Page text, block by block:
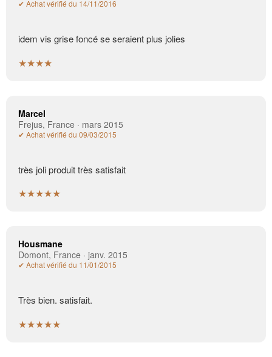
✔ Achat vérifié du 14/11/2016
idem vis grise foncé se seraient plus jolies
★★★★
Marcel
Frejus, France · mars 2015
✔ Achat vérifié du 09/03/2015
très joli produit très satisfait
★★★★★
Housmane
Domont, France · janv. 2015
✔ Achat vérifié du 11/01/2015
Très bien. satisfait.
★★★★★